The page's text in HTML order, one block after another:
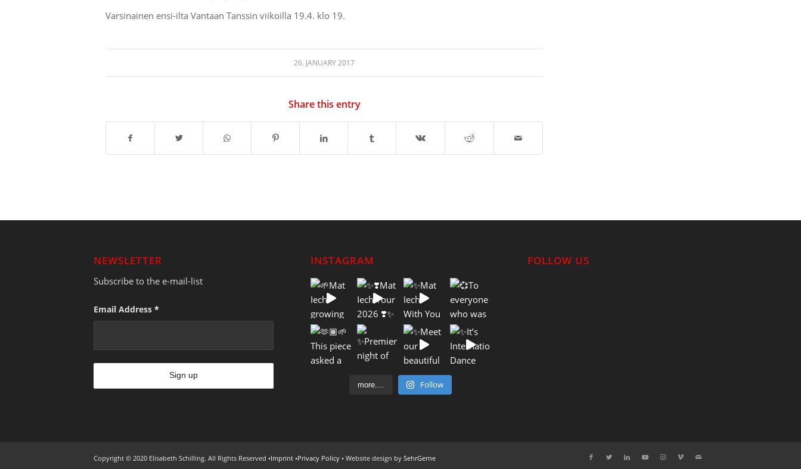
Varsinainen ensi-ilta Vantaan Tanssin viikoilla 19.4. klo 19.
26. JANUARY 2017
Share this entry
NEWSLETTER
Subscribe to the e-mail-list
Email Address *
INSTAGRAM
more.... Follow
FOLLOW US
Copyright © 2020 Elisabeth Schilling. All Rights Reserved •Imprint •Privacy Policy • Website design by SehrGerne